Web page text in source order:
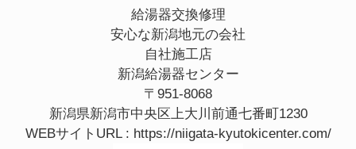
給湯器交換修理
安心な新潟地元の会社
自社施工店
新潟給湯器センター
〒951-8068
新潟県新潟市中央区上大川前通七番町1230
WEBサイトURL : https://niigata-kyutokicenter.com/